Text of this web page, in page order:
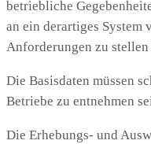
betriebliche
an ein derartiges System
Anforderungen zu
Die Basisdaten müssen
Betriebe zu entnehmen
Die Erhebungs- und